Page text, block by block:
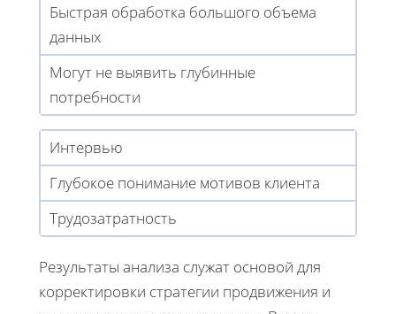
Быстрая обработка большого объема
данных
Могут не выявить глубинные
потребности
Интервью
Глубокое понимание мотивов клиента
Трудозатратность
Результаты анализа служат основой для
корректировки стратегии продвижения и